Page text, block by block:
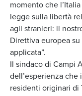
momento che
legge sulla libertà
agli stranieri: il
Direttiva europea
applicata”.
Il sindaco di Campi
dell’esperienza
residenti originari